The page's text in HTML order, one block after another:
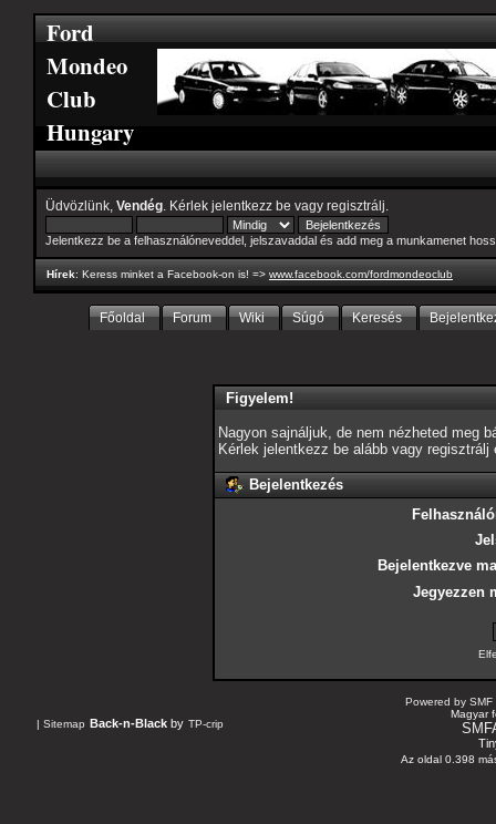
Ford
Mondeo
Club
Hungary
Üdvözlünk, Vendég . Kérlek jelentkezz be vagy regisztrálj
Jelentkezz be a felhasználóneveddel, jelszavaddal és add meg a munkamenet
Hírek: Keress minket a Facebook-on is! => www.facebook.com/fordmondeoclub
Főoldal Forum Wiki Súgó Keresés
Figyelem!
Nagyon sajnáljuk, de nem nézheted meg
Kérlek jelentkezz be alább vagy regisztrálj
Bejelentkezés
Bejelentkezve
Jegyezzen
| Sitemap Back-n-Black by TP-crip
Powered by SMF
Magyar
Az oldal 0.398